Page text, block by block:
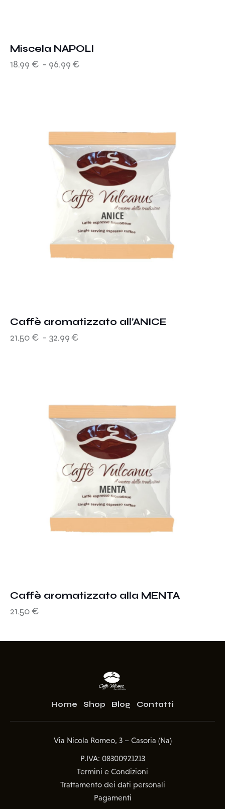
Miscela NAPOLI
18.99 € - 96.99 €
Caffè aromatizzato all’ANICE
21.50 € - 32.99 €
Caffè aromatizzato alla MENTA
21.50 €
Home Shop Blog Contatti
Via Nicola Romeo, 3 – Casoria (Na)
P.IVA: 08300921213
Termini e Condizioni
Trattamento dei dati personali
Pagamenti